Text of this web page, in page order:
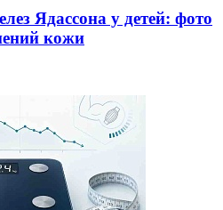
Ядассона у детей: фото
кожи